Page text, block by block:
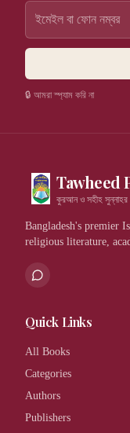
🔒 আমরা স্প্যাম করি না
Tawheed
কুরআন ও সহীহ সুন্নাহর
Bangladesh's premier
religious literature,
Quick Links
All Books
Categories
Authors
Publishers